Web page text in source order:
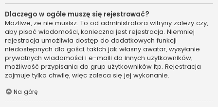
Dlaczego w ogóle muszę się rejestrować?
Możliwe, że nie musisz. To od administratora witryny zależy czy,
aby pisać wiadomości, konieczna jest rejestracja. Niemniej
rejestracja umożliwia dostęp do dodatkowych funkcji
niedostępnych dla gości, takich jak własny awatar, wysyłanie
prywatnych wiadomości i e-maili do innych użytkowników,
możliwość przypisania do grup użytkowników itp. Rejestracja
zajmuje tylko chwilę, więc zaleca się jej wykonanie.
Na górę